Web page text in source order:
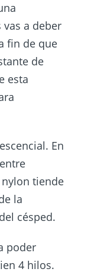
vas a deber
fin de que
de
esta
En
tiende
la
césped.
poder
4 hilos.